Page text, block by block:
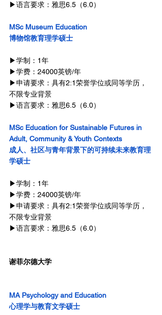
▶语言要求：雅思6.5（6.0）
MSc Museum Education
博物馆教育理学硕士
▶学制：1年
▶学费：24000英镑/年
▶申请要求：具有2:1荣誉学位或同等学历，
不限专业背景
▶语言要求：雅思6.5（6.0）
MSc Education for Sustainable Futures in
Adult, Community & Youth Contexts
成人、社区与青年背景下的可持续未来教育理
学硕士
▶学制：1年
▶学费：24000英镑/年
▶申请要求：具有2:1荣誉学位或同等学历，
不限专业背景
▶语言要求：雅思6.5（6.0）
谢菲尔德大学
MA Psychology and Education
心理学与教育文学硕士